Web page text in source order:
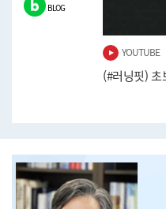
BLOG
YOUTUBE
(#러닝핏) 초